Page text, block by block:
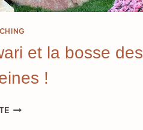
et la bosse des
!
KODAWARI